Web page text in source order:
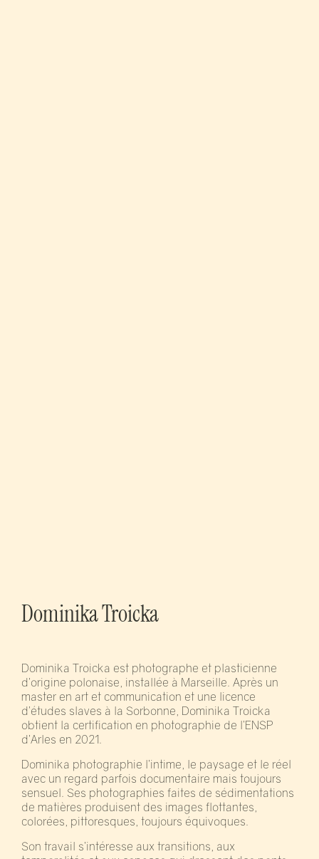
Dominika Troicka
Dominika Troicka est photographe et plasticienne
d’origine polonaise, installée à Marseille. Après un
master en art et communication et une licence
d’études slaves à la Sorbonne, Dominika Troicka
obtient la certification en photographie de l’ENSP
d’Arles en 2021.
Dominika photographie l’intime, le paysage et le réel
avec un regard parfois documentaire mais toujours
sensuel. Ses photographies faites de sédimentations
de matières produisent des images flottantes,
colorées, pittoresques, toujours équivoques.
Son travail s’intéresse aux transitions, aux